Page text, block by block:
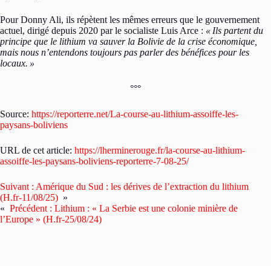
Pour Donny Ali, ils répètent les mêmes erreurs que le gouvernement
actuel, dirigé depuis 2020 par le socialiste Luis Arce : « Ils partent du
principe que le lithium va sauver la Bolivie de la crise économique,
mais nous n’entendons toujours pas parler des bénéfices pour les
locaux. »
°°°
Source: https://reporterre.net/La-course-au-lithium-assoiffe-les-
paysans-boliviens
URL de cet article: https://lherminerouge.fr/la-course-au-lithium-
assoiffe-les-paysans-boliviens-reporterre-7-08-25/
Suivant : Amérique du Sud : les dérives de l’extraction du lithium
(H.fr-11/08/25) »
« Précédent : Lithium : « La Serbie est une colonie minière de
l’Europe » (H.fr-25/08/24)